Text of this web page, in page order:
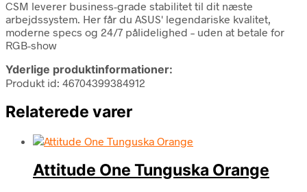
CSM leverer business-grade stabilitet til dit næste
arbejdssystem. Her får du ASUS' legendariske kvalitet,
moderne specs og 24/7 pålidelighed – uden at betale for
RGB-show
Yderlige produktinformationer:
Produkt id: 46704399384912
Relaterede varer
Attitude One Tunguska Orange